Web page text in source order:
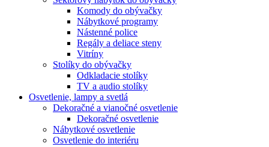
Komody do obývačky
Nábytkové programy
Nástenné police
Regály a deliace steny
Vitríny
Stolíky do obývačky
Odkladacie stolíky
TV a audio stolíky
Osvetlenie, lampy a svetlá
Dekoračné a vianočné osvetlenie
Dekoračné osvetlenie
Nábytkové osvetlenie
Osvetlenie do interiéru